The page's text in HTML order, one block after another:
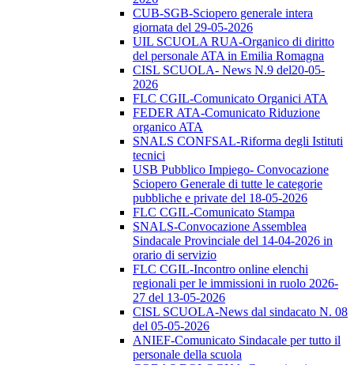
CUB-SGB-Sciopero generale intera
giornata del 29-05-2026
UIL SCUOLA RUA-Organico di diritto
del personale ATA in Emilia Romagna
CISL SCUOLA- News N.9 del20-05-
2026
FLC CGIL-Comunicato Organici ATA
FEDER ATA-Comunicato Riduzione
organico ATA
SNALS CONFSAL-Riforma degli Istituti
tecnici
USB Pubblico Impiego- Convocazione
Sciopero Generale di tutte le categorie
pubbliche e private del 18-05-2026
FLC CGIL-Comunicato Stampa
SNALS-Convocazione Assemblea
Sindacale Provinciale del 14-04-2026 in
orario di servizio
FLC CGIL-Incontro online elenchi
regionali per le immissioni in ruolo 2026-
27 del 13-05-2026
CISL SCUOLA-News dal sindacato N. 08
del 05-05-2026
ANIEF-Comunicato Sindacale per tutto il
personale della scuola